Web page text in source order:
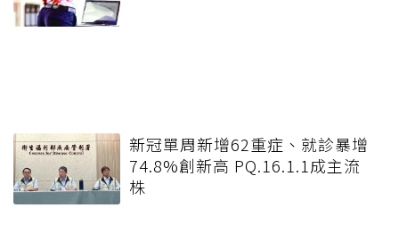
新冠單周新增62重症、就診暴增
74.8%創新高 PQ.16.1.1成主流
株